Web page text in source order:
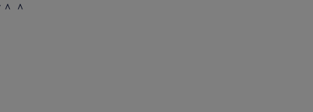
＾